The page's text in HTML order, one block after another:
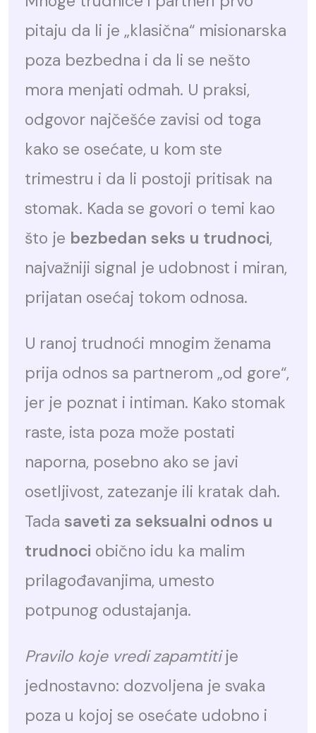
pitaju da li je „klasična“ misionarska
poza bezbedna i da li se nešto
mora menjati odmah. U praksi,
odgovor najčešće zavisi od toga
kako se osećate, u kom ste
trimestru i da li postoji pritisak na
stomak. Kada se govori o temi kao
što je bezbedan seks u trudnoci,
najvažniji signal je udobnost i miran,
prijatan osećaj tokom odnosa.
U ranoj trudnoći mnogim ženama
prija odnos sa partnerom „od gore“,
jer je poznat i intiman. Kako stomak
raste, ista poza može postati
naporna, posebno ako se javi
osetljivost, zatezanje ili kratak dah.
Tadasaveti za seksualni odnos u
trudnoci obično idu ka malim
prilagođavanjima, umesto
potpunog odustajanja.
Pravilo koje vredi zapamtitije
jednostavno: dozvoljena je svaka
poza u kojoj se osećate udobno i